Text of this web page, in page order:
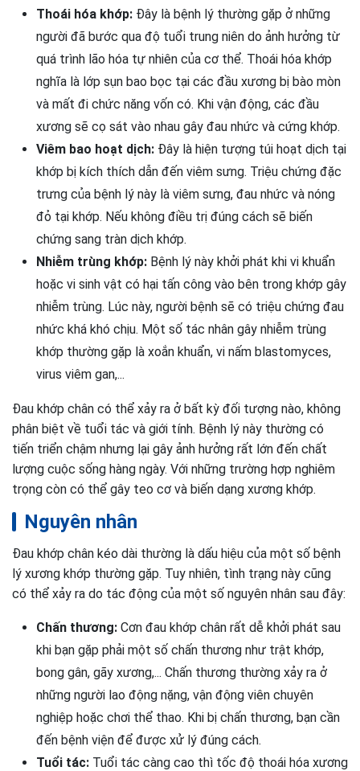
Thoái hóa khớp: Đây là bệnh lý thường gặp ở những
người đã bước qua độ tuổi trung niên do ảnh hưởng từ
quá trình lão hóa tự nhiên của cơ thể. Thoái hóa khớp
nghĩa là lớp sụn bao bọc tại các đầu xương bị bào mòn
và mất đi chức năng vốn có. Khi vận động, các đầu
xương sẽ cọ sát vào nhau gây đau nhức và cứng khớp.
Viêm bao hoạt dịch: Đây là hiện tượng túi hoạt dịch tại
khớp bị kích thích dẫn đến viêm sưng. Triệu chứng đặc
trưng của bệnh lý này là viêm sưng, đau nhức và nóng
đỏ tại khớp. Nếu không điều trị đúng cách sẽ biến
chứng sang tràn dịch khớp.
Nhiễm trùng khớp: Bệnh lý này khởi phát khi vi khuẩn
hoặc vi sinh vật có hại tấn công vào bên trong khớp gây
nhiễm trùng. Lúc này, người bệnh sẽ có triệu chứng đau
nhức khá khó chịu. Một số tác nhân gây nhiễm trùng
khớp thường gặp là xoắn khuẩn, vi nấm blastomyces,
virus viêm gan,...
Đau khớp chân có thể xảy ra ở bất kỳ đối tượng nào, không
phân biệt về tuổi tác và giới tính. Bệnh lý này thường có
tiến triển chậm nhưng lại gây ảnh hưởng rất lớn đến chất
lượng cuộc sống hàng ngày. Với những trường hợp nghiêm
trọng còn có thể gây teo cơ và biến dạng xương khớp.
Nguyên nhân
Đau khớp chân kéo dài thường là dấu hiệu của một số bệnh
lý xương khớp thường gặp. Tuy nhiên, tình trạng này cũng
có thể xảy ra do tác động của một số nguyên nhân sau đây:
Chấn thương: Cơn đau khớp chân rất dễ khởi phát sau
khi bạn gặp phải một số chấn thương như trật khớp,
bong gân, gãy xương,... Chấn thương thường xảy ra ở
những người lao động nặng, vận động viên chuyên
nghiệp hoặc chơi thể thao. Khi bị chấn thương, bạn cần
đến bệnh viện để được xử lý đúng cách.
Tuổi tác: Tuổi tác càng cao thì tốc độ thoái hóa xương